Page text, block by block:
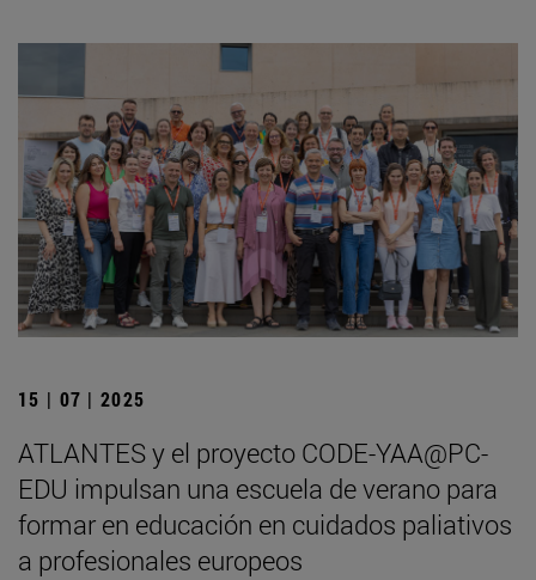
15 | 07 | 2025
ATLANTES y el proyecto CODE-YAA@PC-
EDU impulsan una escuela de verano para
formar en educación en cuidados paliativos
a profesionales europeos